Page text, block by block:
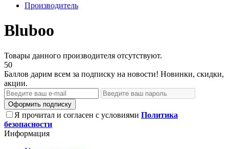
Производитель
Bluboo
Товары данного производителя отсутствуют.
50
Баллов дарим всем за подписку на новости! Новинки, скидки,
акции.
Оформить подписку
Я прочитал и согласен с условиями Политика
безопасности
Информация